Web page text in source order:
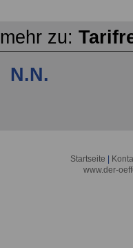
mehr zu:
N.N.
Startseite
www.der-